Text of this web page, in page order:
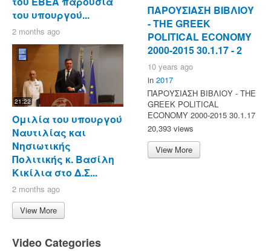
του υπουργού...
2 months ago
21:22
Ομιλία του υπουργού
Ναυτιλίας και
Νησιωτικής
Πολιτικής κ. Βασίλη
Κικίλια στο Δ.Σ...
2 months ago
View More
Video Categories
ΠΑΡΟΥΣΙΑΣΗ ΒΙΒΛΙΟΥ
- ΤΗΕ GREEK
POLITICAL ECONOMY
2000-2015 30.1.17 - 2
10 years ago
in 2017
ΠΑΡΟΥΣΙΑΣΗ ΒΙΒΛΙΟΥ - ΤΗΕ
GREEK POLITICAL
ECONOMY 2000-2015 30.1.17
20,393 views
View More